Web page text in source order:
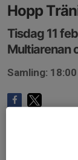
Hopp
Tisdag 11
Multiarenan
Samling: 18:00